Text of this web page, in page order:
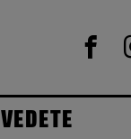
VEDETE